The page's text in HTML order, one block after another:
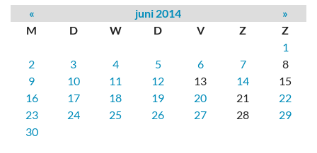
« juni 2014
»
M
D W D V Z
Z
1
2
3 4 5 6 7
8
9
10 11 12 13 14
15
16
17 18 19 20 21
22
23
24 25 26 27 28
29
30